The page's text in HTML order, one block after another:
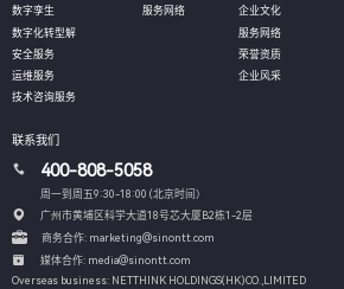
数字孪生
数字化转型解
安全服务
运维服务
技术咨询服务
服务网络
企业文化
服务网络
荣誉资质
企业风采
联系我们
400-808-5058
周一到周五9:30-18:00 (北京时间）
广州市黄埔区科学大道18号芯大厦B2栋1-2层
商务合作: marketing@sinontt.com
媒体合作: media@sinontt.com
Overseas business: NETTHINK HOLDINGS(HK)CO.,LIMITED